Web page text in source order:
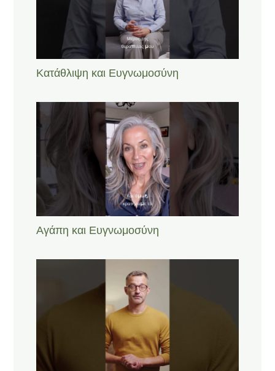
Κατάθλιψη και Ευγνωμοσύνη
Αγάπη και Ευγνωμοσύνη